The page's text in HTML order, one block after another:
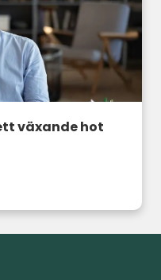
växande hot